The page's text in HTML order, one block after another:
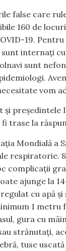
false care
160 de
19.
internați
sunt
vom
și președintele
trase la
Mondială a
respiratorie.
complicații
ajunge la
cu apă
1 metru
gura cu
strănutați,
tuse